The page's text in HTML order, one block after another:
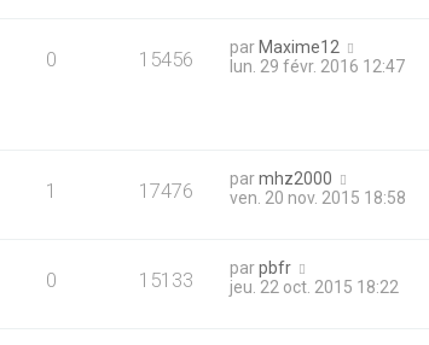
0 15456 par Maxime12
lun. 29 févr. 2016 12:47
1 17476 parmhz2000
ven. 20 nov. 2015 18:58
0 15133 parpbfr
jeu. 22 oct. 2015 18:22